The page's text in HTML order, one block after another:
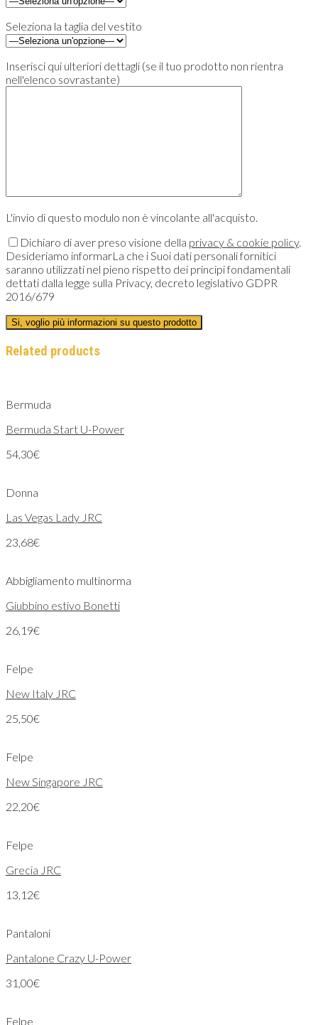
Seleziona la taglia del vestito
Inserisci qui ulteriori dettagli (se il tuo prodotto non rientra
nell'elenco sovrastante)
L'invio di questo modulo non è vincolante all'acquisto.
Dichiaro di aver preso visione della privacy & cookie policy.
Desideriamo informarLa che i Suoi dati personali fornitici
saranno utilizzati nel pieno rispetto dei principi fondamentali
dettati dalla legge sulla Privacy, decreto legislativo GDPR
2016/679
Related products
Bermuda
Bermuda Start U-Power
54,30€
Donna
Las Vegas Lady JRC
23,68€
Abbigliamento multinorma
Giubbino estivo Bonetti
26,19€
Felpe
New Italy JRC
25,50€
Felpe
New Singapore JRC
22,20€
Felpe
Grecia JRC
13,12€
Pantaloni
Pantalone Crazy U-Power
31,00€
Felpe